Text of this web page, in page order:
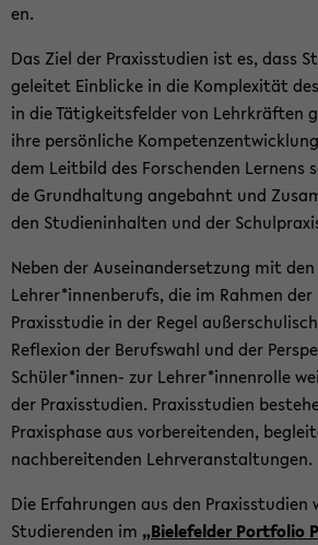
en.
Das Ziel der Pra­xis­stu­di­en ist es, dass
ge­lei­tet Ein­bli­cke in die Kom­ple­xi­tät
in die Tä­tig­keits­fel­der von Lehr­kräf­ten
ihre per­sön­li­che
dem Leit­bild des For­schen­den Ler­nens
de Grund­hal­tung an­ge­bahnt und
den Stu­di­en­in­hal­ten und der
Neben der Aus­ein­an­der­set­zung mit
Leh­rer*in­nen­be­rufs, die im Rah­men
Pra­xis­stu­die in der Regel
Re­fle­xi­on der Be­rufs­wahl und der
Schü­ler*innen-​ zur Leh­rer*in­nen­rol­le
der Pra­xis­stu­di­en. Pra­xis­stu­di­en
Pra­xis­pha­se aus vor­be­rei­ten­den,
nach­be­rei­ten­den Lehr­ver­an­stal­tun­gen.
Die Er­fah­run­gen aus den Pra­xis­stu­di­en
Stu­die­ren­den im „Bie­le­fel­der Port­fo­lio